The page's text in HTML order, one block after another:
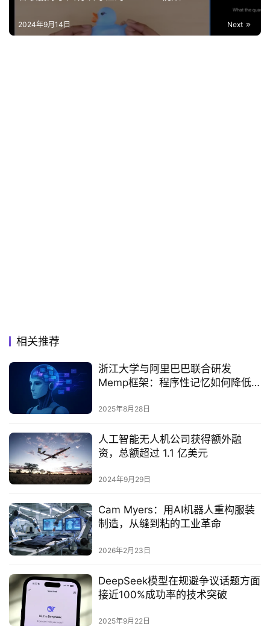
Next
2024年9月14日
相关推荐
浙江大学与阿里巴巴联合研发
Memp框架：程序性记忆如何降低AI
2025年8月28日
人工智能无人机公司获得额外融
资，总额超过 1.1 亿美元
2024年9月29日
Cam Myers：用AI机器人重构服装
制造，从缝到粘的工业革命
2026年2月23日
DeepSeek模型在规避争议话题方面
接近100%成功率的技术突破‌
2025年9月22日